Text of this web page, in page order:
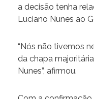
a decisão tenha
Luciano Nunes ao
“Nós não tivemos
da chapa
Nunes”, afirmou.